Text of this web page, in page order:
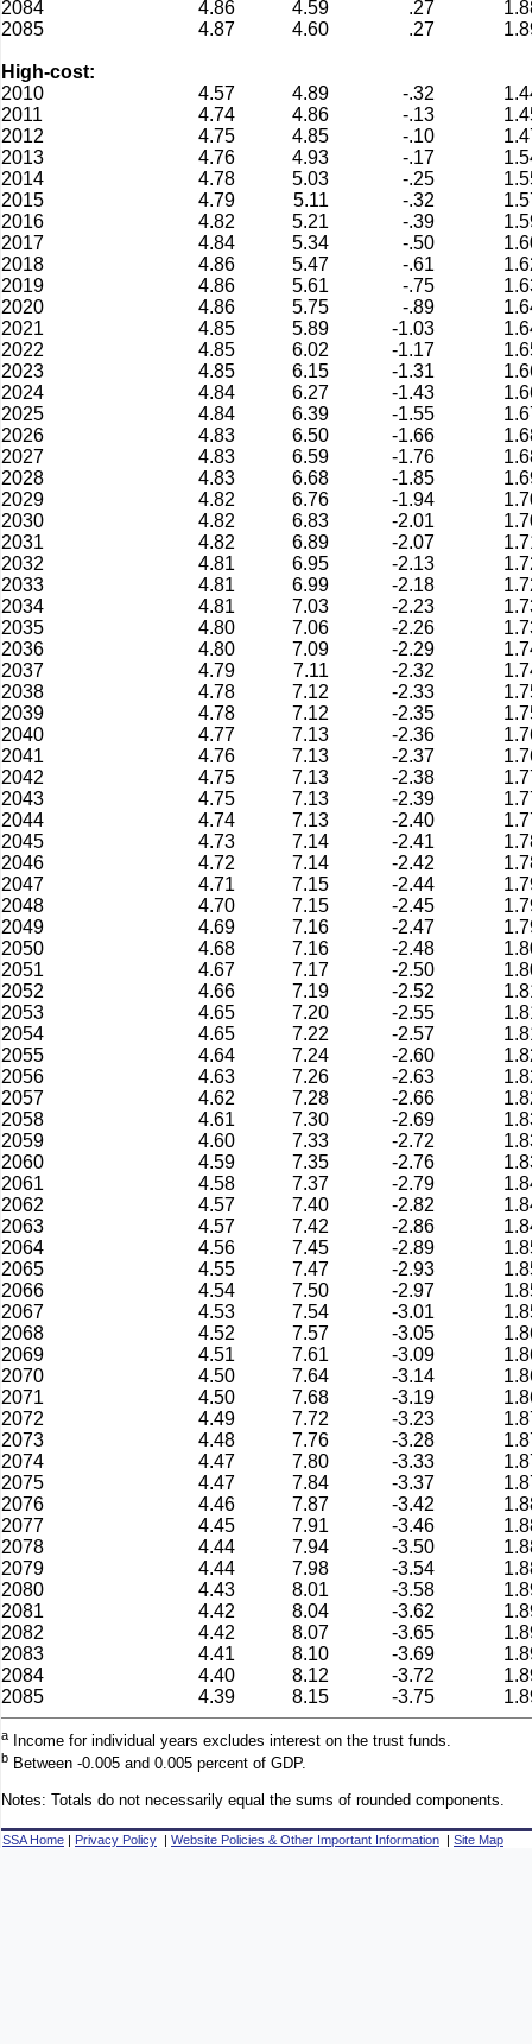
2084 4.86 4.59 .27
2085
4.87 4.60 .27
High-cost:
2010
4.57 4.89 -.32
2011
4.74 4.86 -.13
2012
4.75 4.85 -.10
2013
4.76 4.93 -.17
2014
4.78 5.03 -.25
2015
4.79 5.11 -.32
2016
4.82 5.21 -.39
2017
4.84 5.34 -.50
2018
4.86 5.47 -.61
2019
4.86 5.61 -.75
2020
4.86 5.75 -.89
2021
4.85 5.89 -1.03
2022
4.85 6.02 -1.17
2023
4.85 6.15 -1.31
2024
4.84 6.27 -1.43
2025
4.84 6.39 -1.55
2026
4.83 6.50 -1.66
2027
4.83 6.59 -1.76
2028
4.83 6.68 -1.85
2029
4.82 6.76 -1.94
2030
4.82 6.83 -2.01
2031
4.82 6.89 -2.07
2032
4.81 6.95 -2.13
2033
4.81 6.99 -2.18
2034
4.81 7.03 -2.23
2035
4.80 7.06 -2.26
2036
4.80 7.09 -2.29
2037
4.79 7.11 -2.32
2038
4.78 7.12 -2.33
2039
4.78 7.12 -2.35
2040
4.77 7.13 -2.36
2041
4.76 7.13 -2.37
2042
4.75 7.13 -2.38
2043
4.75 7.13 -2.39
2044
4.74 7.13 -2.40
2045
4.73 7.14 -2.41
2046
4.72 7.14 -2.42
2047
4.71 7.15 -2.44
2048
4.70 7.15 -2.45
2049
4.69 7.16 -2.47
2050
4.68 7.16 -2.48
2051
4.67 7.17 -2.50
2052
4.66 7.19 -2.52
2053
4.65 7.20 -2.55
2054
4.65 7.22 -2.57
2055
4.64 7.24 -2.60
2056
4.63 7.26 -2.63
2057
4.62 7.28 -2.66
2058
4.61 7.30 -2.69
2059
4.60 7.33 -2.72
2060
4.59 7.35 -2.76
2061
4.58 7.37 -2.79
2062
4.57 7.40 -2.82
2063
4.57 7.42 -2.86
2064
4.56 7.45 -2.89
2065
4.55 7.47 -2.93
2066
4.54 7.50 -2.97
2067
4.53 7.54 -3.01
2068
4.52 7.57 -3.05
2069
4.51 7.61 -3.09
2070
4.50 7.64 -3.14
2071
4.50 7.68 -3.19
2072
4.49 7.72 -3.23
2073
4.48 7.76 -3.28
2074
4.47 7.80 -3.33
2075
4.47 7.84 -3.37
2076
4.46 7.87 -3.42
2077
4.45 7.91 -3.46
2078
4.44 7.94 -3.50
2079
4.44 7.98 -3.54
2080
4.43 8.01 -3.58
2081
4.42 8.04 -3.62
2082
4.42 8.07 -3.65
2083
4.41 8.10 -3.69
2084
4.40 8.12 -3.72
2085
4.39 8.15 -3.75
a Income for individual years excludes interest on the trust funds.
b Between -0.005 and 0.005 percent of GDP.
Notes: Totals do not necessarily equal the sums of rounded components.
SSA Home | Privacy Policy | Website Policies & Other Important Information | Site Map